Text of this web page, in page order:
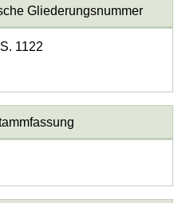
Gliederungsnummer
1122